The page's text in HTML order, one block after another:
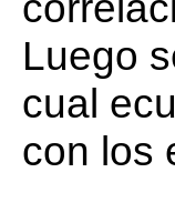
Luego
cual
con los